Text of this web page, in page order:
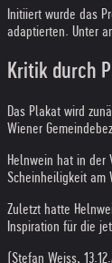
Initiiert wurde das
adaptierten. Unter
Kritik durch
Das Plakat wird
Wiener
Helnwein hat in der
Scheinheiligkeit am
Zuletzt hatte
Inspiration für die
(Stefan Weiss,